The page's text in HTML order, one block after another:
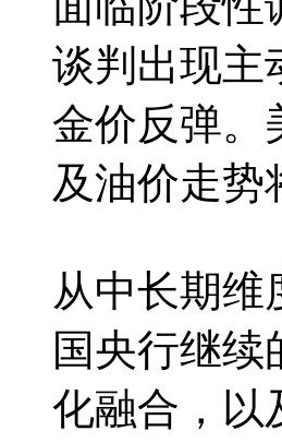
谈判出现主
金价反弹。
及油价走势
从中长期维
国央行继
化融合，以